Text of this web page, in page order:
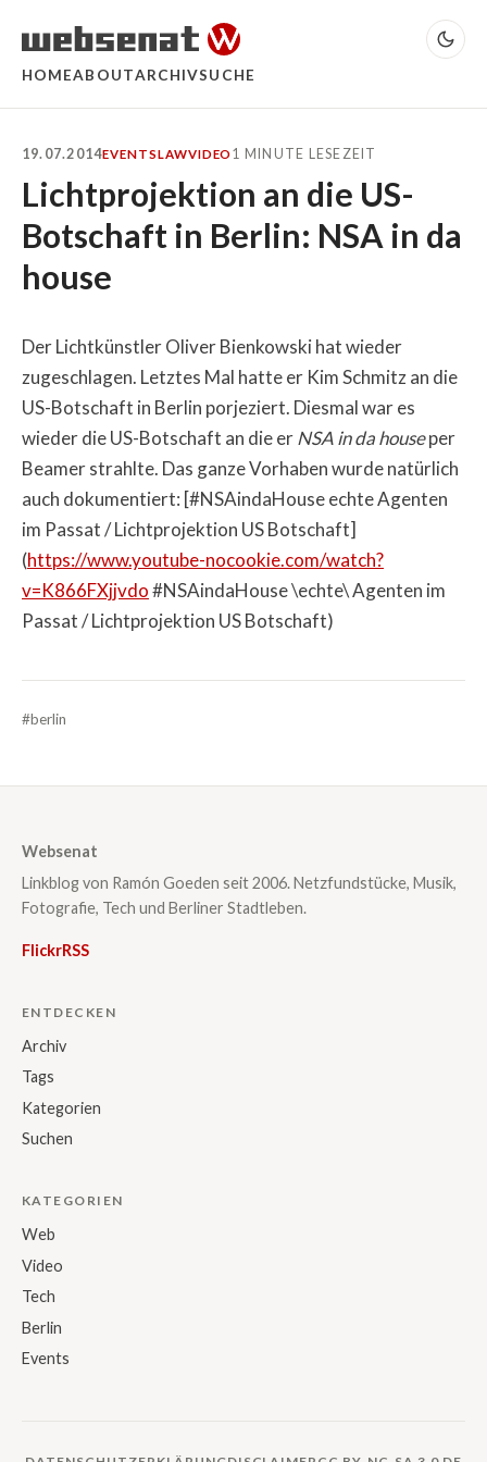
HOMEABOUTARCHIVSUCHE
19.07.2014EVENTSLAWVIDEO 1 MINUTE LESEZEIT
Lichtprojektion an die US-
Botschaft in Berlin: NSA in da
house
Der Lichtkünstler Oliver Bienkowski hat wieder
zugeschlagen. Letztes Mal hatte er Kim Schmitz an die
US-Botschaft in Berlin porjeziert. Diesmal war es
wieder die US-Botschaft an die erNSA in da houseper
Beamer strahlte. Das ganze Vorhaben wurde natürlich
auch dokumentiert: [#NSAindaHouse echte Agenten
im Passat / Lichtprojektion US Botschaft]
(https://www.youtube-nocookie.com/watch?
v=K866FXjjvdo#NSAindaHouse \echte\ Agenten im
Passat / Lichtprojektion US Botschaft)
#berlin
Websenat
Linkblog von Ramón Goeden seit 2006. Netzfundstücke, Musik,
Fotografie, Tech und Berliner Stadtleben.
FlickrRSS
ENTDECKEN
Archiv
Tags
Kategorien
Suchen
KATEGORIEN
Web
Video
Tech
Berlin
Events